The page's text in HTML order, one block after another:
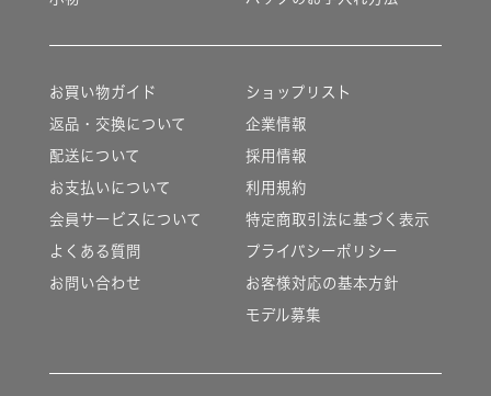
お買い物ガイド
返品・交換について
配送について
お支払いについて
会員サービスについて
よくある質問
お問い合わせ
ショップリスト
企業情報
採用情報
利用規約
特定商取引法に基づく表示
プライバシーポリシー
お客様対応の基本方針
モデル募集